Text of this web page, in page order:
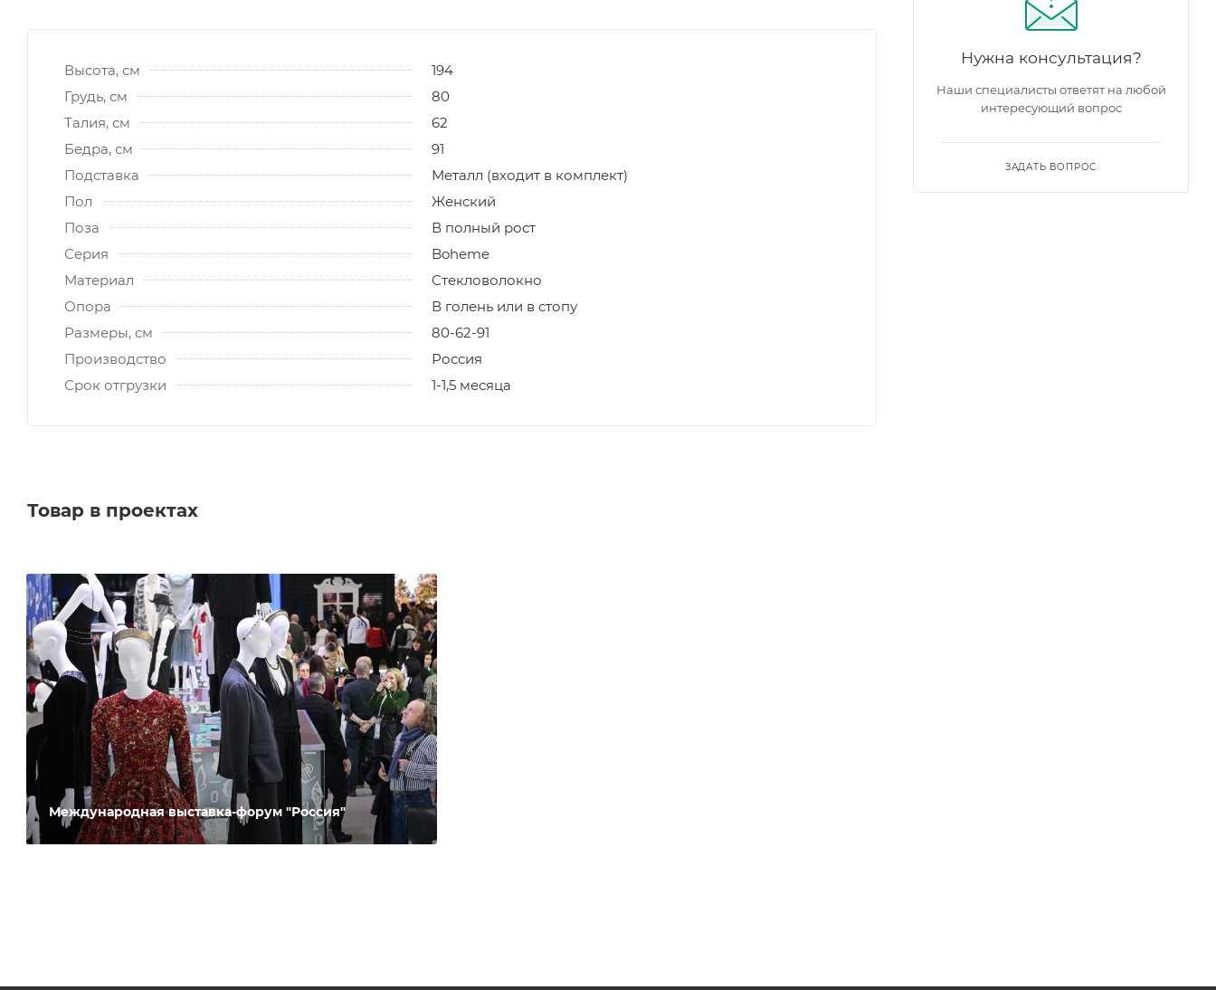
Высота, см
194
Грудь, см
80
Талия, см
62
Бедра, см
91
Подставка
Металл (входит в комплект)
Пол
Женский
Поза
В полный рост
Серия
Boheme
Материал
Стекловолокно
Опора
В голень или в стопу
Размеры, см
80-62-91
Производство
Россия
Срок отгрузки
1-1,5 месяца
Товар в проектах
Международная выставка-форум "Россия"
Нужна консультация?
Наши специалисты ответят на любой
интересующий вопрос
ЗАДАТЬ ВОПРОС